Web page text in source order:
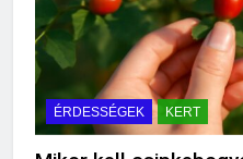
ÉRDESSÉGEK KERT